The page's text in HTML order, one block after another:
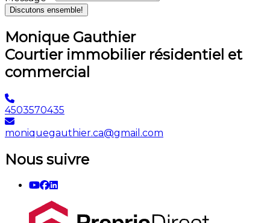
Discutons ensemble!
Monique Gauthier
Courtier immobilier résidentiel et
commercial
4503570435
moniquegauthier.ca@gmail.com
Nous suivre